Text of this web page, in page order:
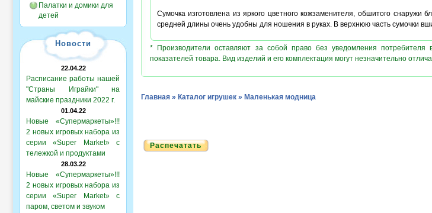
Палатки и домики для
детей
Новости
22.04.22
Расписание работы нашей
"Страны Играйки" на
майские праздники 2022 г.
01.04.22
Новые «Супермаркеты»!!!
2 новых игровых набора из
серии «Super Market» с
тележкой и продуктами
28.03.22
Новые «Супермаркеты»!!!
2 новых игровых набора из
серии «Super Market» с
паром, светом и звуком
Сумочка изготовлена из яркого цветного кожзаменителя, обшитого снаружи
средней длины очень удобны для ношения в руках. В верхнюю часть сумочки
* Производители оставляют за собой право без уведомления
показателей товара. Вид изделий и его комплектация могут незначительно
Главная » Каталог игрушек » Маленькая модница
Распечатать